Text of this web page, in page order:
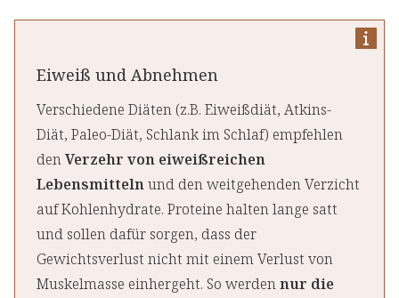
Eiweiß und Abnehmen
Verschiedene Diäten (z.B. Eiweißdiät, Atkins-
Diät, Paleo-Diät, Schlank im Schlaf) empfehlen
denVerzehr von eiweißreichen
Lebensmittelnund den weitgehenden Verzicht
auf Kohlenhydrate. Proteine halten lange satt
und sollen dafür sorgen, dass der
Gewichtsverlust nicht mit einem Verlust von
Muskelmasse einhergeht. So werdennur die